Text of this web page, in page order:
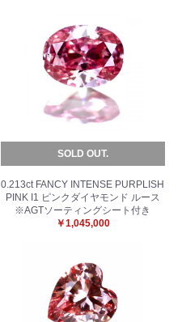
SOLD OUT.
0.213ct FANCY INTENSE PURPLISH
PINK I1 ピンクダイヤモンド ルース
※AGTソーティングシート付き
￥1,045,000